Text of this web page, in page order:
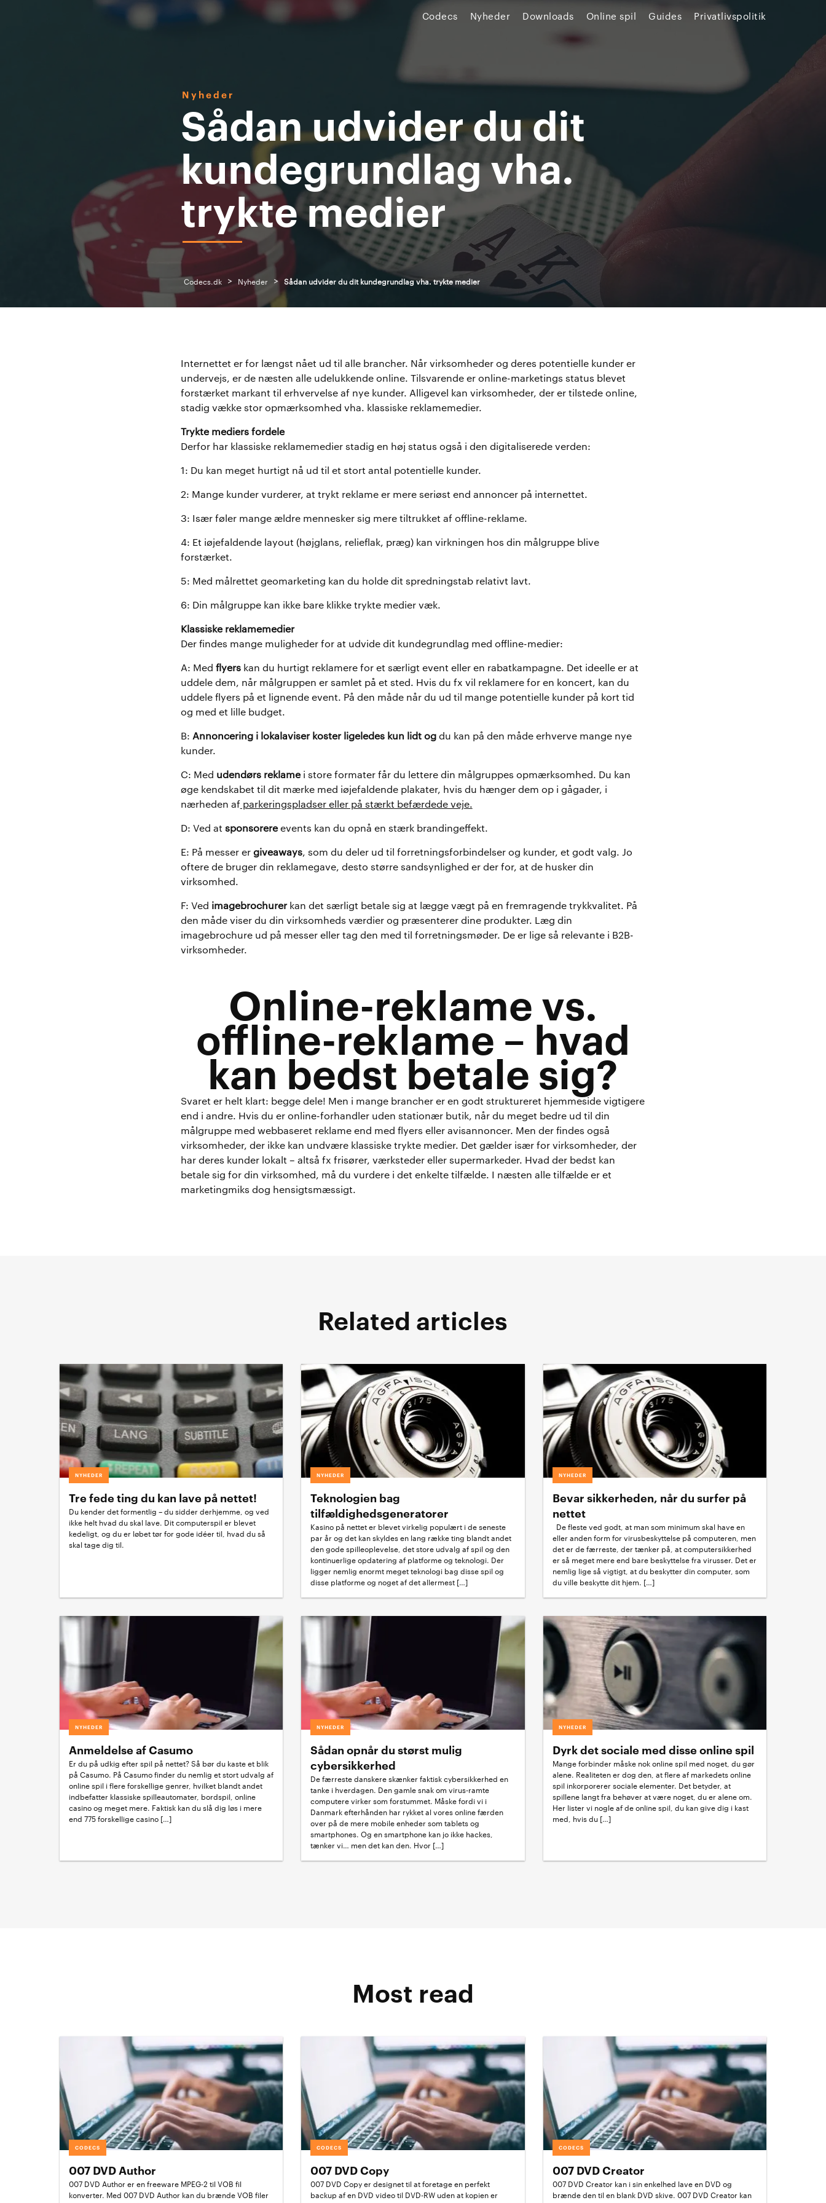
Codecs Nyheder Downloads Online spil Guides Privatlivspolitik
Nyheder
Sådan udvider du dit
kundegrundlag vha.
trykte medier
Codecs.dk > Nyheder > Sådan udvider du dit kundegrundlag vha. trykte medier
Internettet er for længst nået ud til alle brancher. Når virksomheder og deres potentielle kunder er
undervejs, er de næsten alle udelukkende online. Tilsvarende er online-marketings status blevet
forstærket markant til erhvervelse af nye kunder. Alligevel kan virksomheder, der er tilstede online,
stadig vække stor opmærksomhed vha. klassiske reklamemedier.
Trykte mediers fordele
Derfor har klassiske reklamemedier stadig en høj status også i den digitaliserede verden:
1: Du kan meget hurtigt nå ud til et stort antal potentielle kunder.
2: Mange kunder vurderer, at trykt reklame er mere seriøst end annoncer på internettet.
3: Især føler mange ældre mennesker sig mere tiltrukket af offline-reklame.
4: Et iøjefaldende layout (højglans, relieflak, præg) kan virkningen hos din målgruppe blive
forstærket.
5: Med målrettet geomarketing kan du holde dit spredningstab relativt lavt.
6: Din målgruppe kan ikke bare klikke trykte medier væk.
Klassiske reklamemedier
Der findes mange muligheder for at udvide dit kundegrundlag med offline-medier:
A: Med flyerskan du hurtigt reklamere for et særligt event eller en rabatkampagne. Det ideelle er at
uddele dem, når målgruppen er samlet på et sted. Hvis du fx vil reklamere for en koncert, kan du
uddele flyers på et lignende event. På den måde når du ud til mange potentielle kunder på kort tid
og med et lille budget.
B: Annoncering i lokalaviser koster ligeledes kun lidt ogdu kan på den måde erhverve mange nye
kunder.
C: Med udendørs reklamei store formater får du lettere din målgruppes opmærksomhed. Du kan
øge kendskabet til dit mærke med iøjefaldende plakater, hvis du hænger dem op i gågader, i
nærheden afparkeringspladser eller på stærkt befærdede veje.
D: Ved at sponsorereevents kan du opnå en stærk brandingeffekt.
E: På messer er giveaways, som du deler ud til forretningsforbindelser og kunder, et godt valg. Jo
oftere de bruger din reklamegave, desto større sandsynlighed er der for, at de husker din
virksomhed.
F: Ved imagebrochurerkan det særligt betale sig at lægge vægt på en fremragende trykkvalitet. På
den måde viser du din virksomheds værdier og præsenterer dine produkter. Læg din
imagebrochure ud på messer eller tag den med til forretningsmøder. De er lige så relevante i B2B-
virksomheder.
Online-reklame vs.
offline-reklame – hvad
kan bedst betale sig?
Svaret er helt klart: begge dele! Men i mange brancher er en godt struktureret hjemmeside vigtigere
end i andre. Hvis du er online-forhandler uden stationær butik, når du meget bedre ud til din
målgruppe med webbaseret reklame end med flyers eller avisannoncer. Men der findes også
virksomheder, der ikke kan undvære klassiske trykte medier. Det gælder især for virksomheder, der
har deres kunder lokalt – altså fx frisører, værksteder eller supermarkeder. Hvad der bedst kan
betale sig for din virksomhed, må du vurdere i det enkelte tilfælde. I næsten alle tilfælde er et
marketingmiks dog hensigtsmæssigt.
Related articles
NYHEDER
Tre fede ting du kan lave på nettet!
Du kender det formentlig – du sidder derhjemme, og ved
ikke helt hvad du skal lave. Dit computerspil er blevet
kedeligt, og du er løbet tør for gode idéer til, hvad du så
skal tage dig til.
NYHEDER
Teknologien bag
tilfældighedsgeneratorer
Kasino på nettet er blevet virkelig populært i de seneste
par år og det kan skyldes en lang række ting blandt andet
den gode spilleoplevelse, det store udvalg af spil og den
kontinuerlige opdatering af platforme og teknologi. Der
ligger nemlig enormt meget teknologi bag disse spil og
disse platforme og noget af det allermest […]
NYHEDER
Bevar sikkerheden, når du surfer på
nettet
De fleste ved godt, at man som minimum skal have en
eller anden form for virusbeskyttelse på computeren, men
det er de færreste, der tænker på, at computersikkerhed
er så meget mere end bare beskyttelse fra virusser. Det er
nemlig lige så vigtigt, at du beskytter din computer, som
du ville beskytte dit hjem. […]
NYHEDER
Anmeldelse af Casumo
Er du på udkig efter spil på nettet? Så bør du kaste et blik
på Casumo. På Casumo finder du nemlig et stort udvalg af
online spil i flere forskellige genrer, hvilket blandt andet
indbefatter klassiske spilleautomater, bordspil, online
casino og meget mere. Faktisk kan du slå dig løs i mere
end 775 forskellige casino […]
NYHEDER
Sådan opnår du størst mulig
cybersikkerhed
De færreste danskere skænker faktisk cybersikkerhed en
tanke i hverdagen. Den gamle snak om virus-ramte
computere virker som forstummet. Måske fordi vi i
Danmark efterhånden har rykket al vores online færden
over på de mere mobile enheder som tablets og
smartphones. Og en smartphone kan jo ikke hackes,
tænker vi… men det kan den. Hvor […]
NYHEDER
Dyrk det sociale med disse online spil
Mange forbinder måske nok online spil med noget, du gør
alene. Realiteten er dog den, at flere af markedets online
spil inkorporerer sociale elementer. Det betyder, at
spillene langt fra behøver at være noget, du er alene om.
Her lister vi nogle af de online spil, du kan give dig i kast
med, hvis du […]
Most read
CODECS
007 DVD Author
007 DVD Author er en freeware MPEG-2 til VOB fil
konverter. Med 007 DVD Author kan du brænde VOB filer
CODECS
007 DVD Copy
007 DVD Copy er designet til at foretage en perfekt
backup af en DVD video til DVD-RW uden at kopien er
CODECS
007 DVD Creator
007 DVD Creator kan i sin enkelhed lave en DVD og
brænde den til en blank DVD skive. 007 DVD Creator kan